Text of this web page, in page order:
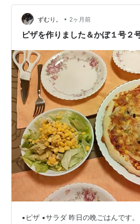
が……、好きだった……。 だからわ
ことが止められなかった……。 わた
愛している……。 …
ずむり。 • 2ヶ月前
ピザを作りました＆かぼ１号２号
▪️ピザ ▪️サラダ 昨日の晩ごはんです